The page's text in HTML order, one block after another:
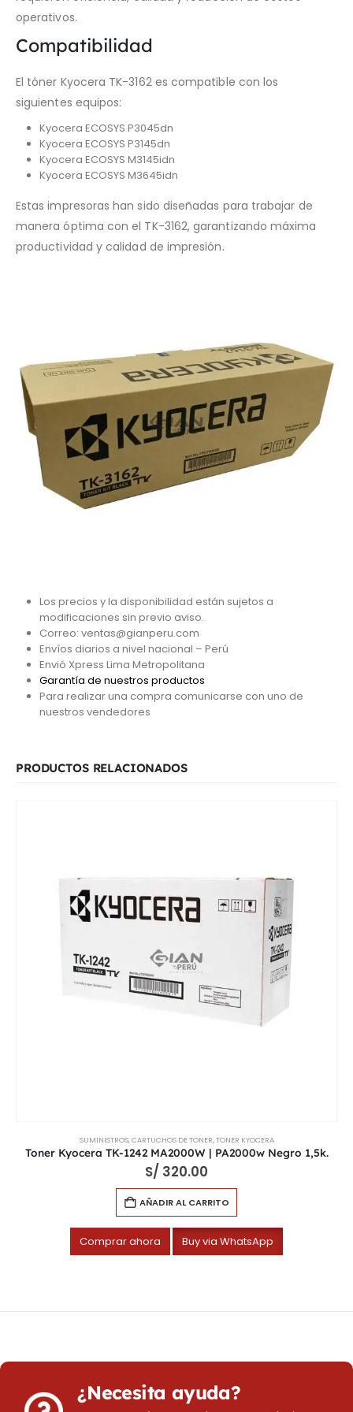
operativos.
Compatibilidad
El tóner Kyocera TK-3162 es compatible con los
siguientes equipos:
Kyocera ECOSYS P3045dn
Kyocera ECOSYS P3145dn
Kyocera ECOSYS M3145idn
Kyocera ECOSYS M3645idn
Estas impresoras han sido diseñadas para trabajar de
manera óptima con el TK-3162, garantizando máxima
productividad y calidad de impresión.
Los precios y la disponibilidad están sujetos a
modificaciones sin previo aviso.
Correo: ventas@gianperu.com
Envíos diarios a nivel nacional – Perú
Envió Xpress Lima Metropolitana
Garantía de nuestros productos
Para realizar una compra comunicarse con uno de
nuestros vendedores
PRODUCTOS RELACIONADOS
SUMINISTROS,CARTUCHOS DE TONER,TONER KYOCERA
Toner Kyocera TK-1242 MA2000W | PA2000w Negro 1,5k.
S/ 320.00
AÑADIR AL CARRITO
Comprar ahora Buy via WhatsApp
¿Necesita ayuda?